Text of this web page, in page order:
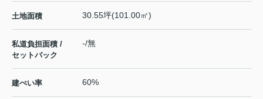
土地面積 30.55坪(101.00㎡)
私道負担面積 /
セットバック
-/無
建ぺい率 60%